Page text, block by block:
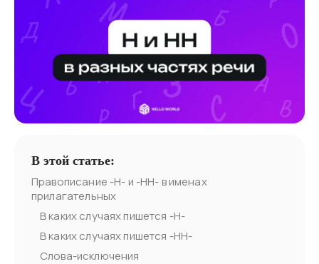
В этой статье:
Правописание -Н- и -НН- в именах
прилагательных
В каких случаях пишется -Н-
В каких случаях пишется -НН-
Слова-исключения